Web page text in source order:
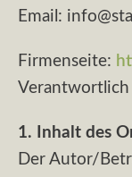
Email:
Firmenseite:
Verantwortlich
1. Inhalt des
Der Autor/